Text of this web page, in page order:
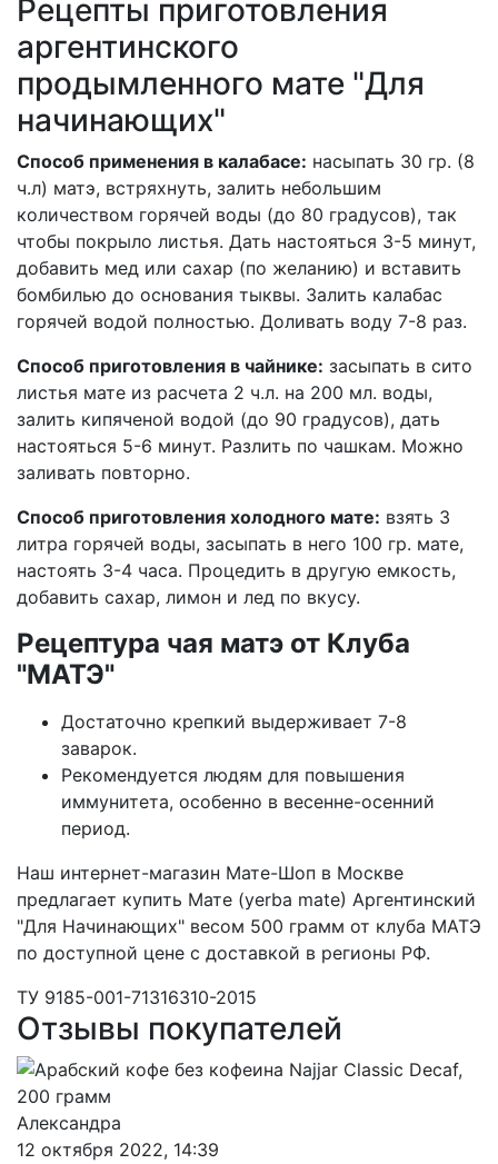
Рецепты приготовления
аргентинского
продымленного мате "Для
начинающих"
Способ применения в калабасе: насыпать 30 гр. (8
ч.л) матэ, встряхнуть, залить небольшим
количеством горячей воды (до 80 градусов), так
чтобы покрыло листья. Дать настояться 3-5 минут,
добавить мед или сахар (по желанию) и вставить
бомбилью до основания тыквы. Залить калабас
горячей водой полностью. Доливать воду 7-8 раз.
Способ приготовления в чайнике: засыпать в сито
листья мате из расчета 2 ч.л. на 200 мл. воды,
залить кипяченой водой (до 90 градусов), дать
настояться 5-6 минут. Разлить по чашкам. Можно
заливать повторно.
Способ приготовления холодного мате: взять 3
литра горячей воды, засыпать в него 100 гр. мате,
настоять 3-4 часа. Процедить в другую емкость,
добавить сахар, лимон и лед по вкусу.
Рецептура чая матэ от Клуба
"МАТЭ"
Достаточно крепкий выдерживает 7-8
заварок.
Рекомендуется людям для повышения
иммунитета, особенно в весенне-осенний
период.
Наш интернет-магазин Мате-Шоп в Москве
предлагает купить Мате (yerba mate) Аргентинский
"Для Начинающих" весом 500 грамм от клуба МАТЭ
по доступной цене с доставкой в регионы РФ.
ТУ 9185-001-71316310-2015
Отзывы покупателей
Александра
12 октября 2022, 14:39